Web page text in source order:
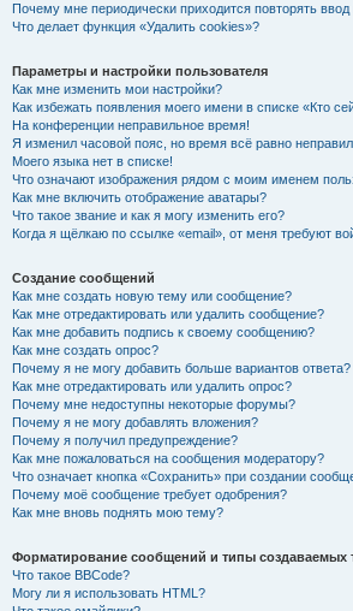
Почему мне периодически приходится повторять
Что делает функция «Удалить cookies»?
Параметры и настройки пользователя
Как мне изменить мои настройки?
Как избежать появления моего имени в списке «Кто
На конференции неправильное время!
Я изменил часовой пояс, но время всё равно
Моего языка нет в списке!
Что означают изображения рядом с моим именем
Как мне включить отображение аватары?
Что такое звание и как я могу изменить его?
Когда я щёлкаю по ссылке «email», от меня требуют
Создание сообщений
Как мне создать новую тему или сообщение?
Как мне отредактировать или удалить сообщение?
Как мне добавить подпись к своему сообщению?
Как мне создать опрос?
Почему я не могу добавить больше вариантов ответа?
Как мне отредактировать или удалить опрос?
Почему мне недоступны некоторые форумы?
Почему я не могу добавлять вложения?
Почему я получил предупреждение?
Как мне пожаловаться на сообщения модератору?
Что означает кнопка «Сохранить» при создании
Почему моё сообщение требует одобрения?
Как мне вновь поднять мою тему?
Форматирование сообщений и типы создаваемых
Что такое BBCode?
Могу ли я использовать HTML?